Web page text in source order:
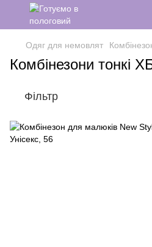
Одяг для немовлят
Комбінезони тонкі
Фільтр